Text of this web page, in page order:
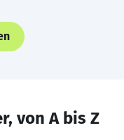
von A bis Z